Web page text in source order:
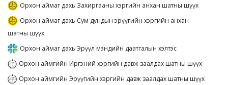
Орхон аймаг дахь Захиргааны хэргийн анхан шатны шүүх
Орхон аймаг дахь Сум дундын эрүүгийн хэргийн анхан
шатны шүүх
Орхон аймаг дахь Эрүүл мэндийн даатгалын хэлтэс
Орхон аймгийн Иргэний хэргийн давж заалдах шатны шүүх
Орхон аймгийн Эрүүгийн хэргийн давж заалдах шатны шүүх